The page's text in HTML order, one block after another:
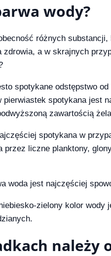
wody?
różnych
zdrowia, a w skrajnych
spotykane odstępstwo
spotykana jest
zawartością
spotykana w
przez liczne planktony,
woda jest najczęściej
zielony kolor wody
należy